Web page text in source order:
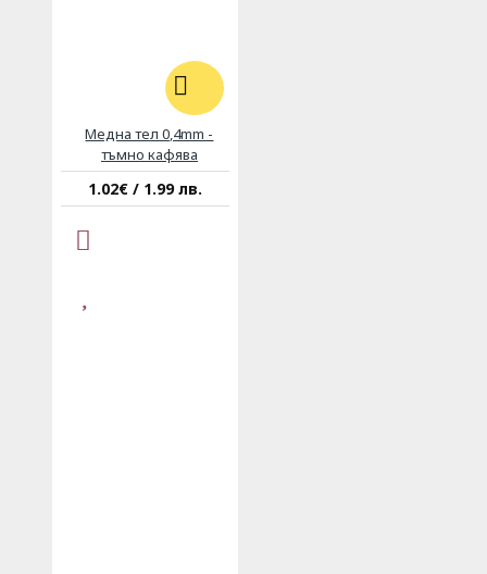
Медна тел 0,4mm -
тъмно кафява
1.02€ / 1.99 лв.